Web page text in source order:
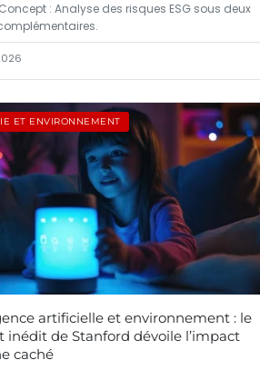
Concept : Analyse des risques ESG sous deux
ET ENVIRONNEMENT
artificielle et environnement : le
inédit de Stanford dévoile l’impact
caché